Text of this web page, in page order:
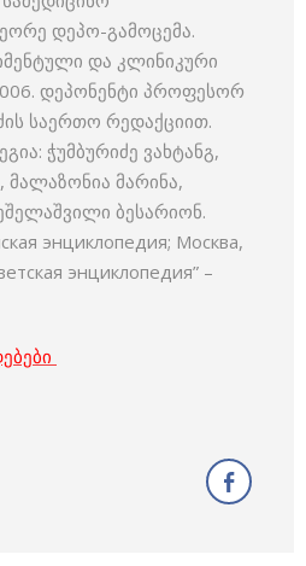
დეპო-გამოცემა.
და კლინიკური
დეპონენტი პროფესორ
საერთო რედაქციით.
ჭუმბურიძე ვახტანგ,
მალაზონია მარინა,
ბესარიონ.
энциклопедия; Москва,
энциклопедия” –